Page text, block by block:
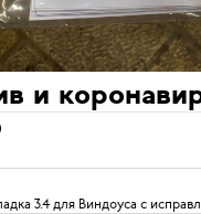
и
3.4 для Виндоуса с